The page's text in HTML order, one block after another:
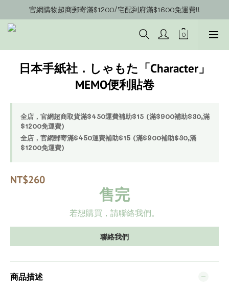
官網會員募集中~立即註冊即可獲得購物金$20!!!
官網購物超商郵寄滿$1200/宅配到府滿$1600免運費!!
官網會員募集中~立即註冊即可獲得購物金$20!!!
日本手紙社．しゃもた「Character」
MEMO便利貼卷
全店，官網超商取貨滿$450運費補助$15 (滿$900補助$30,滿
$1200免運費)
全店，官網郵寄滿$450運費補助$15 (滿$900補助$30,滿
$1200免運費)
NT$260
售完
若想購買，請聯絡我們。
聯絡我們
商品描述